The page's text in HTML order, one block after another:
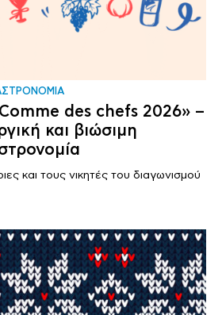
des chefs 2026» –
και βιώσιμη
και τους νικητές του διαγωνισμού